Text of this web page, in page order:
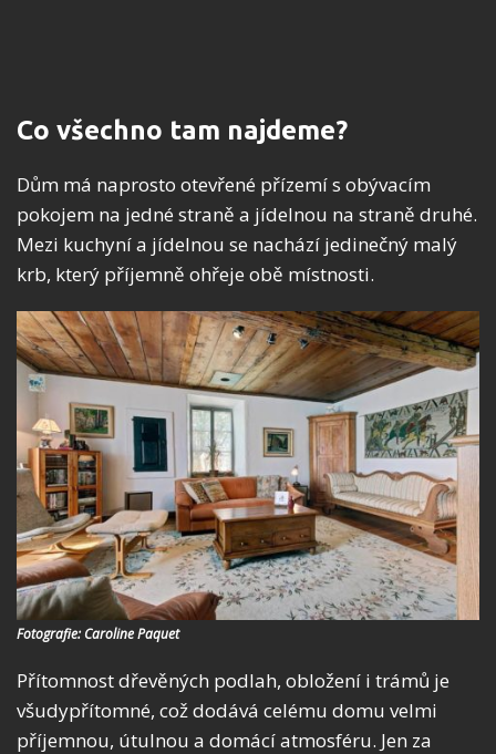
Co všechno tam najdeme?
Dům má naprosto otevřené přízemí s obývacím
pokojem na jedné straně a jídelnou na straně druhé.
Mezi kuchyní a jídelnou se nachází jedinečný malý
krb, který příjemně ohřeje obě místnosti.
Fotografie: Caroline Paquet
Přítomnost dřevěných podlah, obložení i trámů je
všudypřítomné, což dodává celému domu velmi
příjemnou, útulnou a domácí atmosféru. Jen za